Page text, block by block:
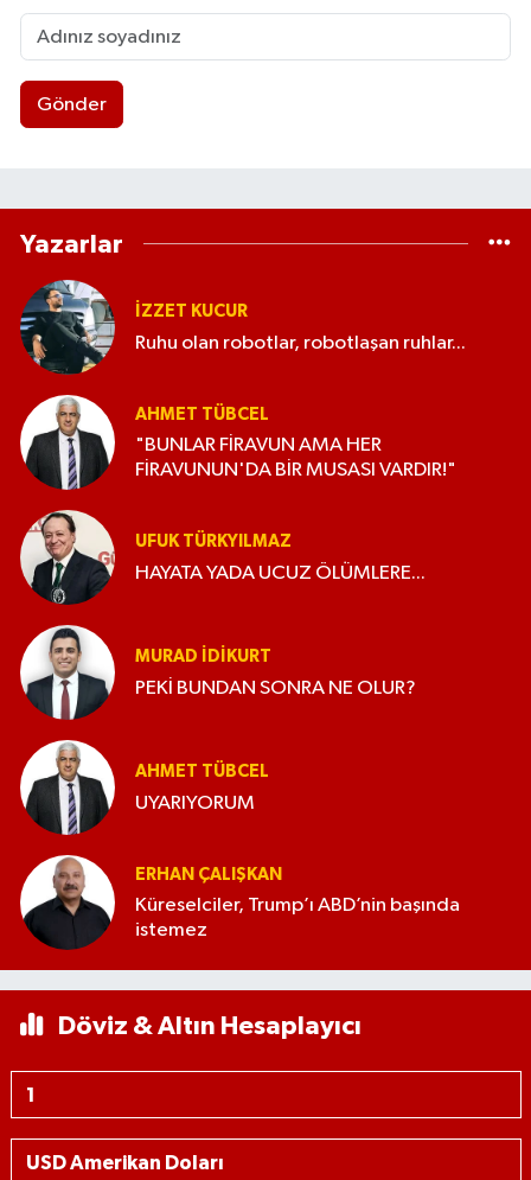
Gönder
Yazarlar
İZZET KUCUR
Ruhu olan robotlar, robotlaşan ruhlar...
AHMET TÜBCEL
"BUNLAR FİRAVUN AMA HER
FİRAVUNUN'DA BİR MUSASI VARDIR!"
UFUK TÜRKYILMAZ
HAYATA YADA UCUZ ÖLÜMLERE...
MURAD İDIKURT
PEKİ BUNDAN SONRA NE OLUR?
AHMET TÜBCEL
UYARIYORUM
ERHAN ÇALIŞKAN
Küreselciler, Trump’ı ABD’nin başında
istemez
Döviz & Altın Hesaplayıcı